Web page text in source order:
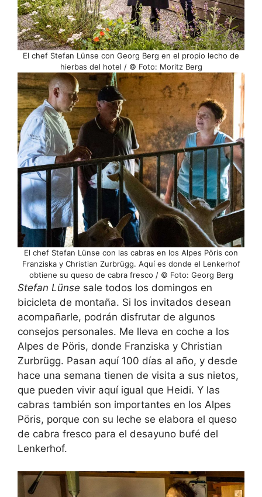
El chef Stefan Lünse con Georg Berg en el propio lecho de
hierbas del hotel / © Foto: Moritz Berg
El chef Stefan Lünse con las cabras en los Alpes Pöris con
Franziska y Christian Zurbrügg. Aquí es donde el Lenkerhof
obtiene su queso de cabra fresco / © Foto: Georg Berg
Stefan Lünse sale todos los domingos en
bicicleta de montaña. Si los invitados desean
acompañarle, podrán disfrutar de algunos
consejos personales. Me lleva en coche a los
Alpes de Pöris, donde Franziska y Christian
Zurbrügg. Pasan aquí 100 días al año, y desde
hace una semana tienen de visita a sus nietos,
que pueden vivir aquí igual que Heidi. Y las
cabras también son importantes en los Alpes
Pöris, porque con su leche se elabora el queso
de cabra fresco para el desayuno bufé del
Lenkerhof.